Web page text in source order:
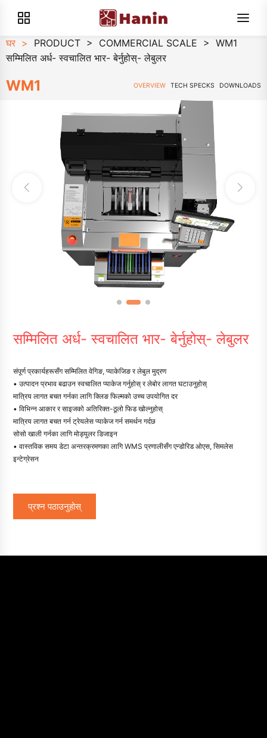
घर > PRODUCT > COMMERCIAL SCALE > WM1
सम्मिलित अर्ध- स्वचालित भार- बेर्नुहोस्- लेबुलर
WM1 OVERVIEW TECH SPECKS DOWNLOADS
सम्मिलित अर्ध- स्वचालित भार- बेर्नुहोस्- लेबुलर
संपूर्ण प्रकार्यहरूसँग सम्मिलित वेगिङ, प्याकेजिङ र लेबुल मुद्रण
• उत्पादन प्रभाव बढाउन स्वचालित प्याकेज गर्नुहोस् र लेबोर लागत घटाउनुहोस्
मात्रिय लागत बचत गर्नका लागि क्लिङ फिल्मको उच्च उपयोगित दर
• विभिन्न आकार र साइजको अतिरिक्त-ठूलो फिड खोल्नुहोस्
मात्रिय लागत बचत गर्न ट्रेयलेस प्याकेज गर्न समर्थन गर्दछ
सोसो खाली गर्नका लागि मोड्युलर डिजाइन
• वास्तविक समय डेटा अन्तरक्रमणका लागि WMS प्रणालीसँग एन्डोरिड ओएस, सिमलेस
इन्टेग्रेसन
प्रश्न पठाउनुहोस्